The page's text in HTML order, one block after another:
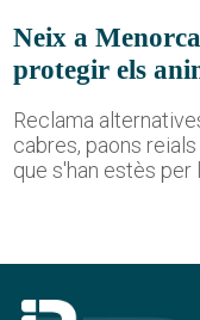
Neix a
protegir els
Reclama
cabres, paons
que s'han estès per